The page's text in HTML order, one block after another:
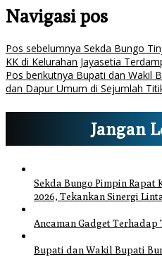
Navigasi pos
Pos sebelumnya Sekda Bungo
KK di Kelurahan Jayasetia
Pos berikutnya Bupati dan Wakil
dan Dapur Umum di Sejumlah
Jangan
Sekda Bungo Pimpin Rapat
2026, Tekankan Sinergi
Ancaman Gadget Terhadap
Bupati dan Wakil Bupati